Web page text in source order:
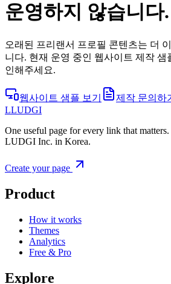
운영하지 않습니다.
오래된 프리랜서 프로필 콘텐츠는 더
니다. 현재 운영 중인 웹사이트 제작 샘
인해주세요.
웹사이트 샘플 보기
제작 문의하
LLUDGI
One useful page for every link that
LUDGI Inc. in Korea.
Create your page
Product
How it works
Themes
Analytics
Free & Pro
Explore